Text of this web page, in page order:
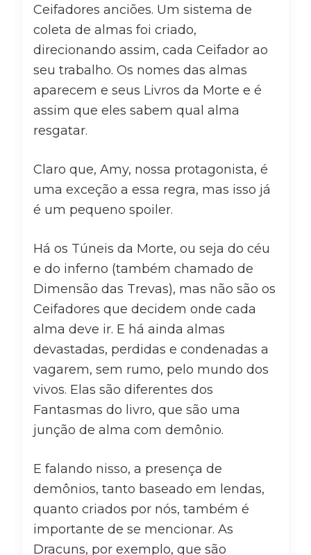
Ceifadores anciões. Um sistema de
coleta de almas foi criado,
direcionando assim, cada Ceifador ao
seu trabalho. Os nomes das almas
aparecem e seus Livros da Morte e é
assim que eles sabem qual alma
resgatar.
Claro que, Amy, nossa protagonista, é
uma exceção a essa regra, mas isso já
é um pequeno spoiler.
Há os Túneis da Morte, ou seja do céu
e do inferno (também chamado de
Dimensão das Trevas), mas não são os
Ceifadores que decidem onde cada
alma deve ir. E há ainda almas
devastadas, perdidas e condenadas a
vagarem, sem rumo, pelo mundo dos
vivos. Elas são diferentes dos
Fantasmas do livro, que são uma
junção de alma com demônio.
E falando nisso, a presença de
demônios, tanto baseado em lendas,
quanto criados por nós, também é
importante de se mencionar. As
Dracuns, por exemplo, que são